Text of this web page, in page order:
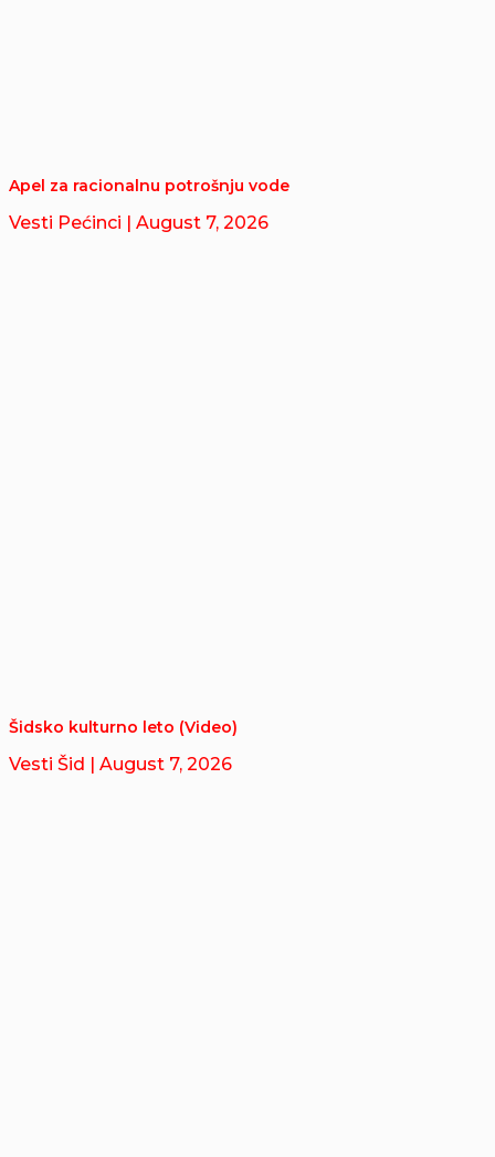
Apel za racionalnu potrošnju vode
Vesti Pećinci | August 7, 2026
Šidsko kulturno leto (Video)
Vesti Šid | August 7, 2026